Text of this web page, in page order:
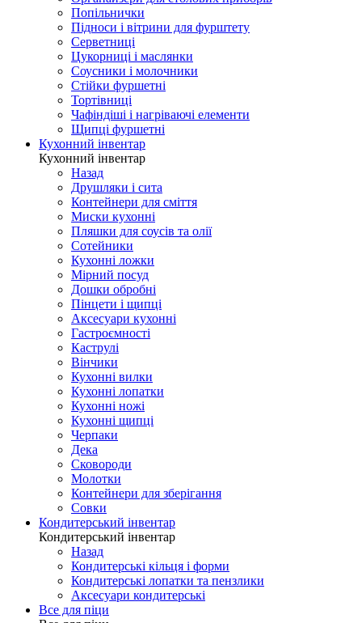
Попільнички
Підноси і вітрини для фурштету
Серветниці
Цукорниці і маслянки
Соусники і молочники
Стійки фуршетні
Тортівниці
Чафіндіші і нагріваючі елементи
Щипці фуршетні
Кухонний інвентар
Кухонний інвентар
Назад
Друшляки і сита
Контейнери для сміття
Миски кухонні
Пляшки для соусів та олії
Сотейники
Кухонні ложки
Мірний посуд
Дошки обробні
Пінцети і щипці
Аксесуари кухонні
Гастроємності
Каструлі
Вінчики
Кухонні вилки
Кухонні лопатки
Кухонні ножі
Кухонні щипці
Черпаки
Дека
Сковороди
Молотки
Контейнери для зберігання
Совки
Кондитерський інвентар
Кондитерський інвентар
Назад
Кондитерські кільця і форми
Кондитерські лопатки та пензлики
Аксесуари кондитерські
Все для піци